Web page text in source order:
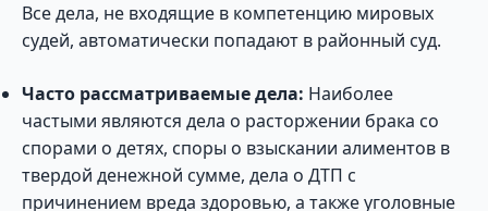
Все дела, не входящие в компетенцию мировых
судей, автоматически попадают в районный суд.
Часто рассматриваемые дела: Наиболее
частыми являются дела о расторжении брака со
спорами о детях, споры о взыскании алиментов в
твердой денежной сумме, дела о ДТП с
причинением вреда здоровью, а также уголовные